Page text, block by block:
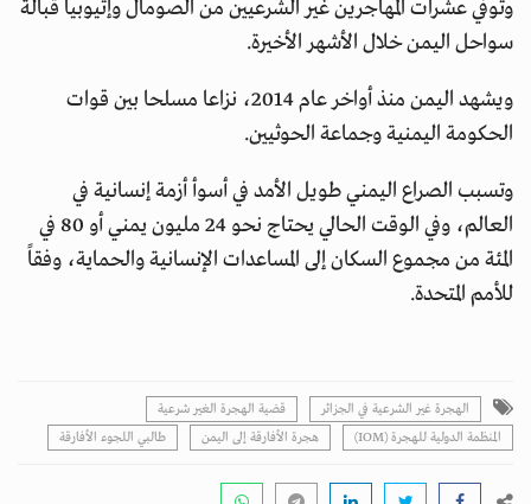
وتوفي عشرات المهاجرين غير الشرعيين من الصومال وإثيوبيا قبالة
سواحل اليمن خلال الأشهر الأخيرة.
ويشهد اليمن منذ أواخر عام 2014، نزاعا مسلحا بين قوات
الحكومة اليمنية وجماعة الحوثيين.
وتسبب الصراع اليمني طويل الأمد في أسوأ أزمة إنسانية في
العالم، وفي الوقت الحالي يحتاج نحو 24 مليون يمني أو 80 في
المئة من مجموع السكان إلى المساعدات الإنسانية والحماية، وفقاً
للأمم المتحدة.
الهجرة غير الشرعية في الجزائر
قضية الهجرة الغير شرعية
المنظمة الدولية للهجرة (IOM)
هجرة الأفارقة إلى اليمن طالبي اللجوء الأفارقة